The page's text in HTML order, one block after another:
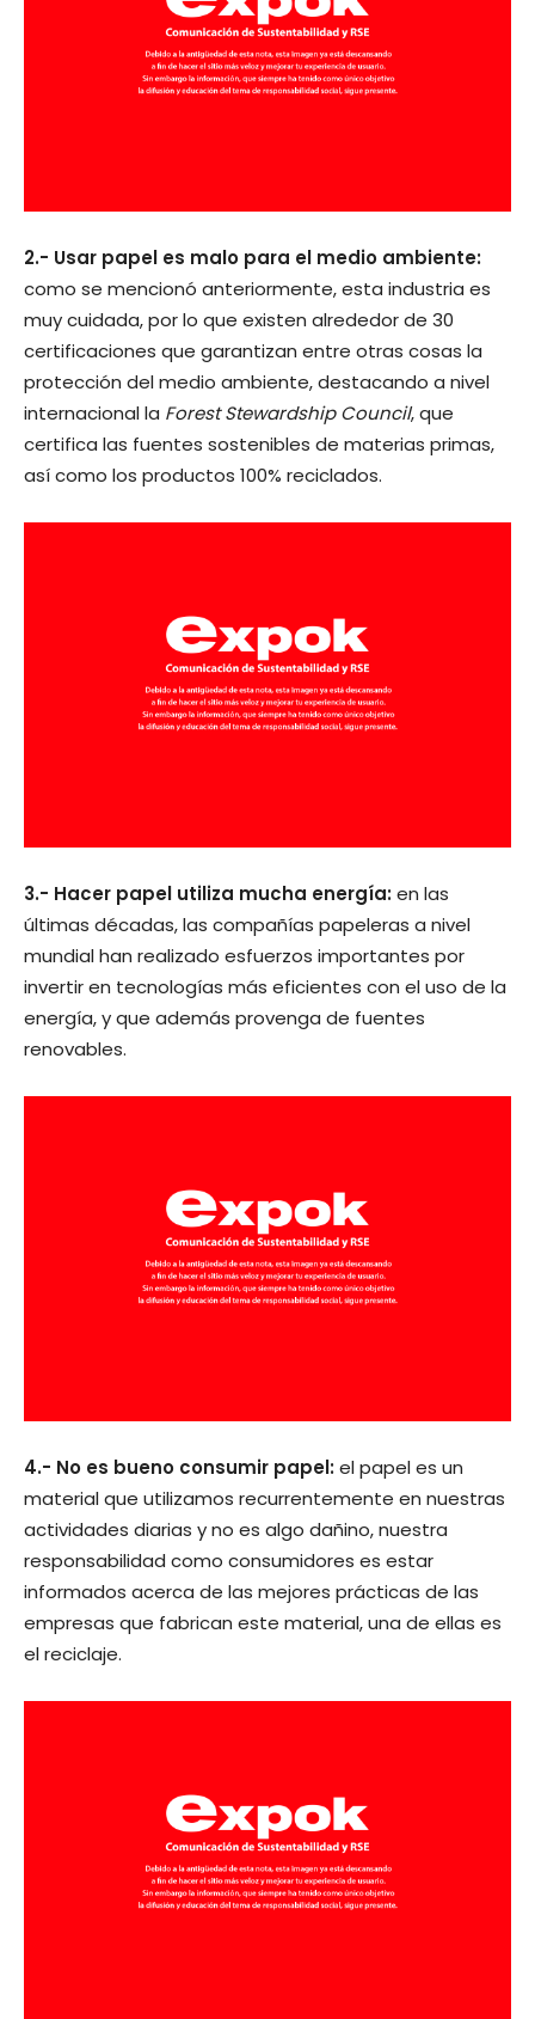
2.- Usar papel es malo para el medio ambiente:
como se mencionó anteriormente, esta industria es
muy cuidada, por lo que existen alrededor de 30
certificaciones que garantizan entre otras cosas la
protección del medio ambiente, destacando a nivel
internacional la Forest Stewardship Council, que
certifica las fuentes sostenibles de materias primas,
así como los productos 100% reciclados.
3.- Hacer papel utiliza mucha energía:en las
últimas décadas, las compañías papeleras a nivel
mundial han realizado esfuerzos importantes por
invertir en tecnologías más eficientes con el uso de la
energía, y que además provenga de fuentes
renovables.
4.- No es bueno consumir papel:el papel es un
material que utilizamos recurrentemente en nuestras
actividades diarias y no es algo dañino, nuestra
responsabilidad como consumidores es estar
informados acerca de las mejores prácticas de las
empresas que fabrican este material, una de ellas es
el reciclaje.